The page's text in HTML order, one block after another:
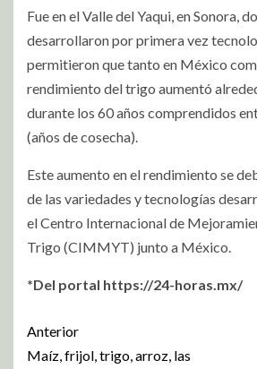
Fue en el Valle del Yaqui, en Sonora,
desarrollaron por primera vez
permitieron que tanto en México
rendimiento del trigo aumentó
durante los 60 años comprendidos
(años de cosecha).
Este aumento en el rendimiento se
de las variedades y tecnologías
el Centro Internacional de
Trigo (CIMMYT) junto a México.
*Del portal https://24-horas.mx/
Anterior
Maíz, frijol, trigo, arroz, las